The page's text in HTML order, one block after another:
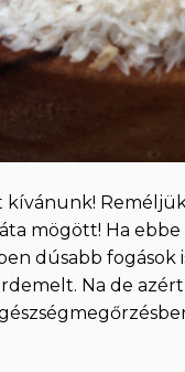
mögött! Ha ebbe
dúsabb fogások
Na de